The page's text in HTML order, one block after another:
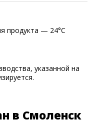
продукта — 24°С
указанной на
в Смоленск